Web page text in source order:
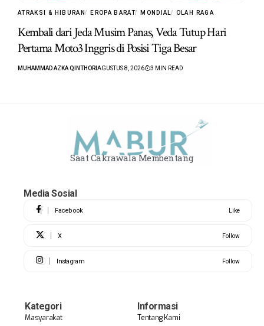
ATRAKSI & HIBURAN EROPA BARAT MONDIAL OLAH RAGA
Kembali dari Jeda Musim Panas, Veda Tutup Hari
Pertama Moto3 Inggris di Posisi Tiga Besar
MUHAMMAD AZKA QINTHORI AGUSTUS 8, 2026 3 MIN READ
Saat Cakrawala Membentang
Media Sosial
Facebook Like
X Follow
Instagram Follow
Kategori
Masyarakat
Informasi
Tentang Kami